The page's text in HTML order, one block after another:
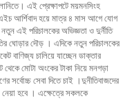
এই প্রেক্ষাপটে ময়মনসিংহ
আর্শিবাদ হয়ে মাত্র ৪ মাস আগে যোগ
এই পরিচালকের অভিজ্ঞতা ও দুর্নীতি
ঘোড়ার দৌড় । এদিকে নতুন পরিচালকের
বাণিজ্য চালিয়ে যাচ্ছেন ডাক্তার
মোটা অংকের টাকা নিয়ে মনগড়া
সর্বোচ্চ সেবা দিতে চাই ।দুনীতিবাজদের
নেয়া হবে । এক্ষেত্রে সকলকে